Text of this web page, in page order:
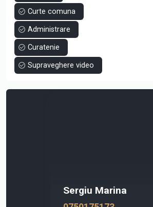
Curte comuna
Administrare
Curatenie
Supraveghere video
Sergiu Marina